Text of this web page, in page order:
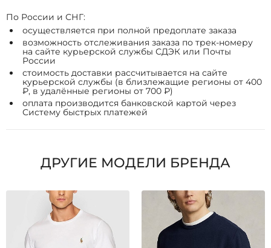
По России и СНГ:
осуществляется при полной предоплате заказа
возможность отслеживания заказа по трек-номеру
на сайте курьерской службы СДЭК или Почты
России
стоимость доставки рассчитывается на сайте
курьерской службы (в близлежащие регионы от 400
₽, в удалённые регионы от 700 ₽)
оплата производится банковской картой через
Систему быстрых платежей
ДРУГИЕ МОДЕЛИ БРЕНДА